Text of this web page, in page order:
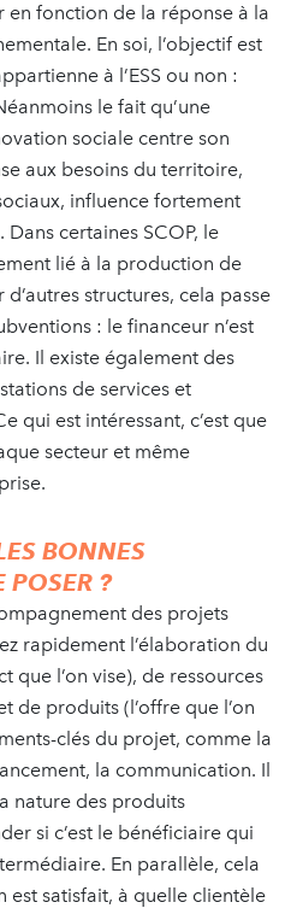
en fonction de la réponse à la
En soi, l’objectif est
à l’ESS ou non :
le fait qu’une
sociale centre son
aux besoins du territoire,
influence fortement
certaines SCOP, le
lié à la production de
structures, cela passe
: le financeur n’est
Il existe également des
de services et
qui est intéressant, c’est que
secteur et même
BONNES
POSER ?
des projets
rapidement l’élaboration du
que l’on vise), de ressources
de produits (l’offre que l’on
clés du projet, comme la
la communication. Il
nature des produits
si c’est le bénéficiaire qui
En parallèle, cela
est satisfait, à quelle clientèle